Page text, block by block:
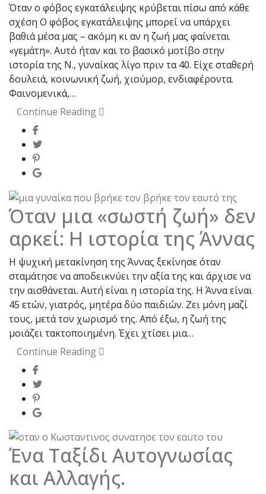
Όταν ο φόβος εγκατάλειψης κρύβεται πίσω από κάθε
σχέση Ο φόβος εγκατάλειψης μπορεί να υπάρχει
βαθιά μέσα μας – ακόμη κι αν η ζωή μας φαίνεται
«γεμάτη». Αυτό ήταν και το βασικό μοτίβο στην
ιστορία της Ν., γυναίκας λίγο πριν τα 40. Είχε σταθερή
δουλειά, κοινωνική ζωή, χιούμορ, ενδιαφέροντα.
Φαινομενικά,…
Continue Reading
Όταν μια «σωστή ζωή» δεν
αρκεί: Η ιστορία της Άννας
Η ψυχική μετακίνηση της Άννας ξεκίνησε όταν
σταμάτησε να αποδεικνύει την αξία της και άρχισε να
την αισθάνεται. Αυτή είναι η ιστορία της. Η Άννα είναι
45 ετών, γιατρός, μητέρα δύο παιδιών. Ζει μόνη μαζί
τους, μετά τον χωρισμό της. Από έξω, η ζωή της
μοιάζει τακτοποιημένη. Έχει χτίσει μια…
Continue Reading
Ένα Ταξίδι Αυτογνωσίας
και Αλλαγής.